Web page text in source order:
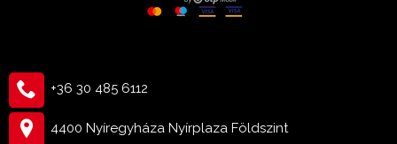
+36 30 485 6112
4400 Nyíregyháza Nyírplaza Földszint